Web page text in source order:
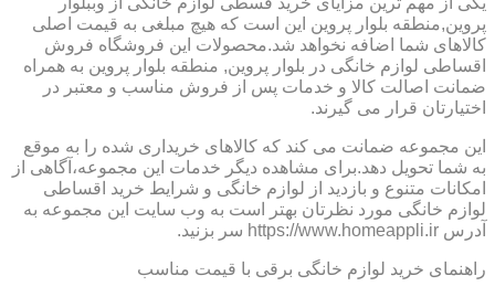
پروین,منطقه بلوار پروین این است که هیچ مبلغی به قیمت اصلی
کالاهای شما اضافه نخواهد شد.محصولات این فروشگاه فروش
اقساطی لوازم خانگی در بلوار پروین, منطقه بلوار پروین به همراه
ضمانت اصالت کالا و خدمات پس از فروش مناسب و معتبر در
اختیارتان قرار می گیرند.
این مجموعه ضمانت می کند که کالاهای خریداری شده را به موقع
به شما تحویل دهد.برای مشاهده دیگر خدمات این مجموعه،آگاهی از
امکانات متنوع و بازدید از لوازم خانگی و شرایط خرید اقساطی
لوازم خانگی مورد نظرتان بهتر است به وب سایت این مجموعه به
آدرس https://www.homeappli.ir سر بزنید.
راهنمای خرید لوازم خانگی برقی با قیمت مناسب